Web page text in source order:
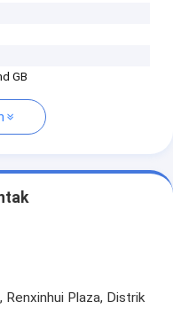
GB
Renxinhui Plaza, Distrik